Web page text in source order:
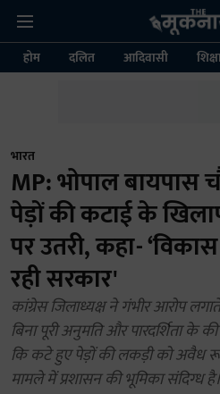
होम दलित आदिवासी
भारत
MP: भोपाल बायपास
पेड़ों की कटाई के
पर उतरी, कहा-
रही सरकार'
कांग्रेस जिलाध्यक्ष ने गंभीर आरोप
बिना पूरी अनुमति और पारदर्शिता के की
कि कटे हुए पेड़ों की लकड़ी को अवैध
मामले में प्रशासन की भूमिका संदिग्ध है।